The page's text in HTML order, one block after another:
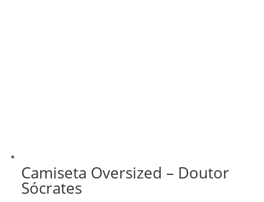
Camiseta Oversized – Doutor
Sócrates